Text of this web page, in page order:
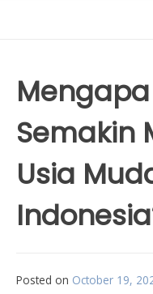
Semakin
Usia
Posted on October 19,